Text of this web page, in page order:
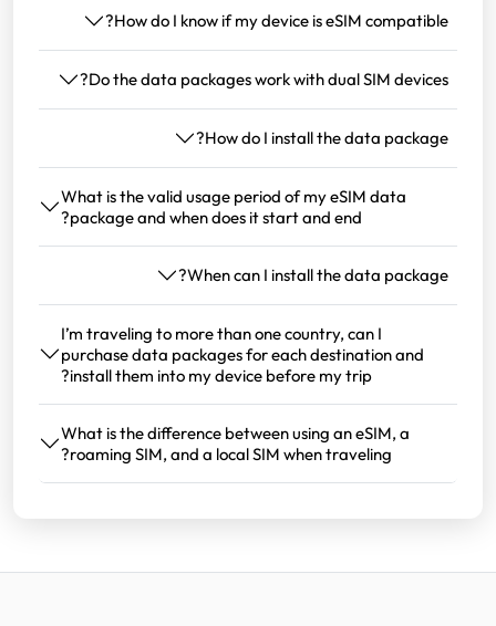
How do I know if my device is eSIM compatible?
Do the data packages work with dual SIM devices?
How do I install the data package?
What is the valid usage period of my eSIM data
package and when does it start and end?
When can I install the data package?
I’m traveling to more than one country, can I
purchase data packages for each destination and
install them into my device before my trip?
What is the difference between using an eSIM, a
roaming SIM, and a local SIM when traveling?